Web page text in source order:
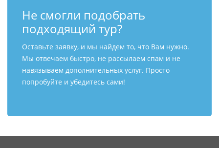
Не смогли подобрать
подходящий тур?
Оставьте заявку, и мы найдем то, что Вам нужно.
Мы отвечаем быстро, не рассылаем спам и не
навязываем дополнительных услуг. Просто
попробуйте и убедитесь сами!